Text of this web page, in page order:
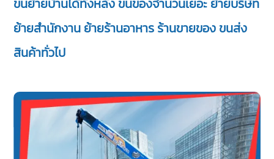
ขนย้ายบ้านได้ทั้งหลัง ขนของจำนวนเยอะ ย้ายบริษัท
ย้ายสำนักงาน ย้ายร้านอาหาร ร้านขายของ ขนส่ง
สินค้าทั่วไป